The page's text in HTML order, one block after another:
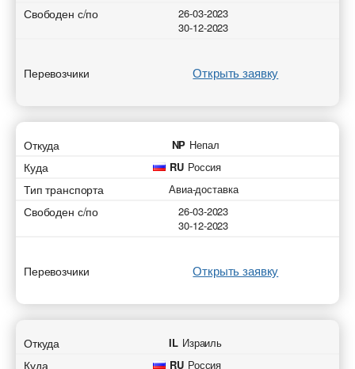
Свободен с/по
26-03-2023
30-12-2023
Перевозчики Открыть заявку
Откуда NP Непал
Куда RU Россия
Тип транспорта Авиа-доставка
Свободен с/по
26-03-2023
30-12-2023
Перевозчики Открыть заявку
Откуда IL Израиль
Куда RU Россия